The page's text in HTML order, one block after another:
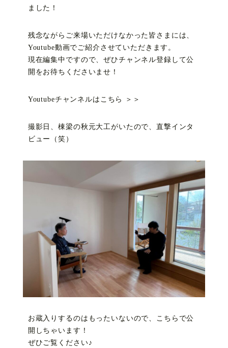
ました！
残念ながらご来場いただけなかった皆さまには、
Youtube動画でご紹介させていただきます。
現在編集中ですので、ぜひチャンネル登録して公
開をお待ちくださいませ！
Youtubeチャンネルはこちら ＞＞
撮影日、棟梁の秋元大工がいたので、直撃インタ
ビュー（笑）
お蔵入りするのはもったいないので、こちらで公
開しちゃいます！
ぜひご覧ください♪